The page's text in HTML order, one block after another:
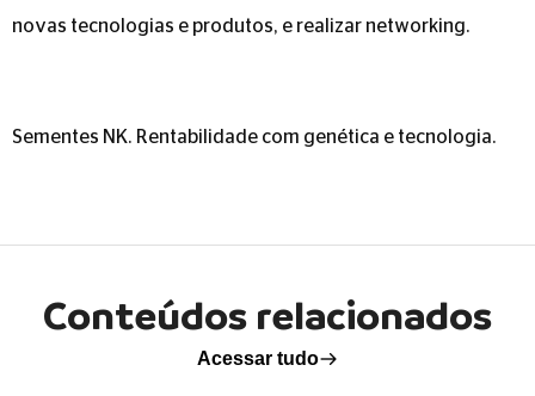
novas tecnologias e produtos, e realizar networking.
Sementes NK. Rentabilidade com genética e tecnologia.
Conteúdos relacionados
Acessar tudo